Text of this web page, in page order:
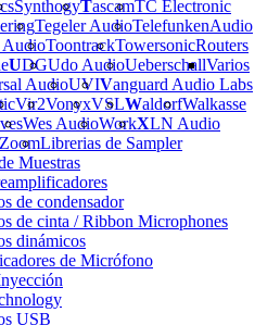
SynthogyTascamTC Electronic
Tegeler AudioTelefunken
AudioToontrackTowersonic
UDGUdo AudioUeberschall
AudioUVIVanguard Audio Labs
Vir2VonyxVSLWaldorfWalkasse
Wes AudioWorkXLN Audio
Zoom
Audio
Routers
Varios
Librerias de Sampler
Muestras
de condensador
de cinta / Ribbon Microphones
dinámicos
de Micrófono
USB